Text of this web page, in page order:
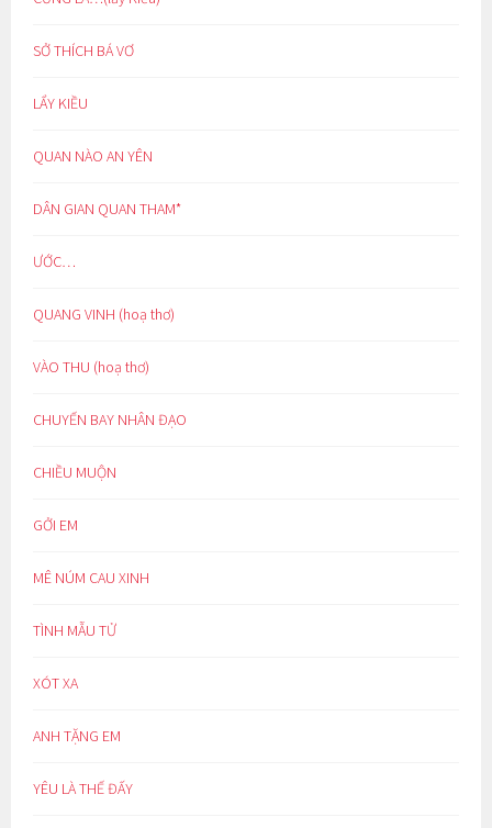
SỞ THÍCH BÁ VƠ
LẨY KIỀU
QUAN NÀO AN YÊN
DÂN GIAN QUAN THAM*
ƯỚC…
QUANG VINH (hoạ thơ)
VÀO THU (hoạ thơ)
CHUYẾN BAY NHÂN ĐẠO
CHIỀU MUỘN
GỞI EM
MÊ NÚM CAU XINH
TÌNH MẪU TỬ
XÓT XA
ANH TẶNG EM
YÊU LÀ THẾ ĐẤY